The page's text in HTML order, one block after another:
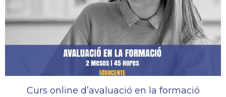
Curs online d’avaluació en la formació